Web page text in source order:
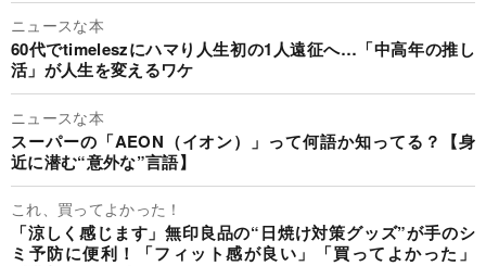
ニュースな本
60代でtimeleszにハマり人生初の1人遠征へ…「中高年の推し
活」が人生を変えるワケ
ニュースな本
スーパーの「AEON（イオン）」って何語か知ってる？【身
近に潜む“意外な”言語】
これ、買ってよかった！
「涼しく感じます」無印良品の“日焼け対策グッズ”が手のシ
ミ予防に便利！「フィット感が良い」「買ってよかった」